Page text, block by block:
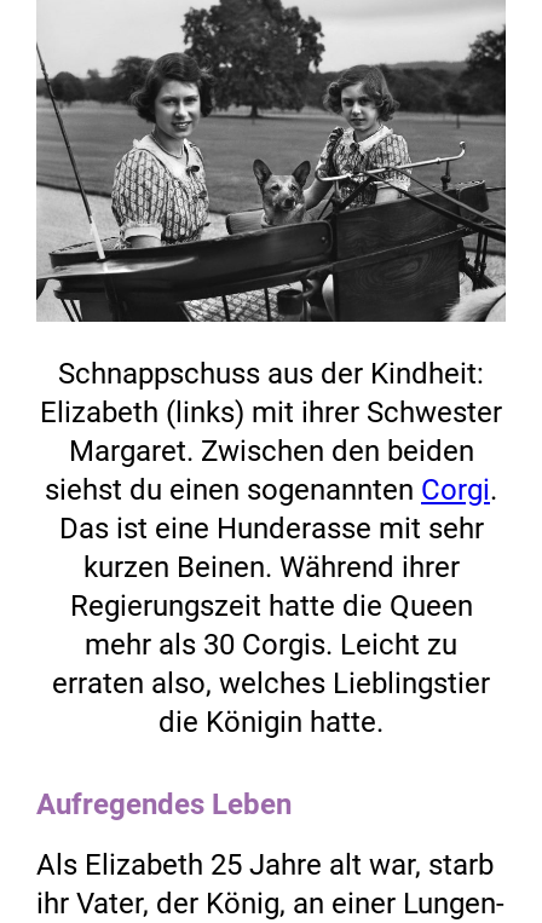
Schnappschuss aus der Kindheit:
Elizabeth (links) mit ihrer Schwester
Margaret. Zwischen den beiden
siehst du einen sogenannten Corgi.
Das ist eine Hunderasse mit sehr
kurzen Beinen. Während ihrer
Regierungszeit hatte die Queen
mehr als 30 Corgis. Leicht zu
erraten also, welches Lieblingstier
die Königin hatte.
Aufregendes Leben
Als Elizabeth 25 Jahre alt war, starb
ihr Vater, der König, an einer Lungen­